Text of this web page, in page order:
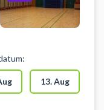
13. Aug